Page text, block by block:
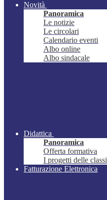
Novità
Panoramica
Le notizie
Le circolari
Calendario eventi
Albo online
Albo sindacale
Didattica
Panoramica
Offerta formativa
I progetti delle classi
Fatturazione Elettronica